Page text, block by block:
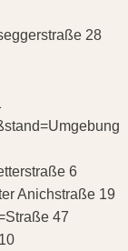
28
6
Anichstraße 19
47